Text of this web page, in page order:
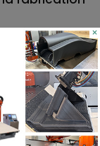
: quand les
doivent
×